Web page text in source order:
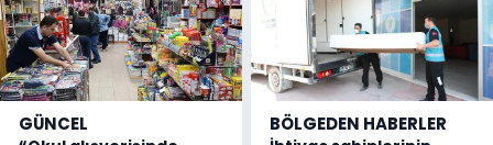
GÜNCEL BÖLGEDEN HABERLER